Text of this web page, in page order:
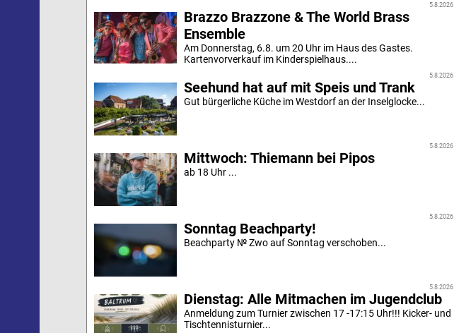
5.8.2026
Brazzo Brazzone & The World Brass
Ensemble
Am Donnerstag, 6.8. um 20 Uhr im Haus des Gastes.
Kartenvorverkauf im Kinderspielhaus....
5.8.2026
Seehund hat auf mit Speis und Trank
Gut bürgerliche Küche im Westdorf an der Inselglocke...
5.8.2026
Mittwoch: Thiemann bei Pipos
ab 18 Uhr ...
5.8.2026
Sonntag Beachparty!
Beachparty № Zwo auf Sonntag verschoben...
5.8.2026
Dienstag: Alle Mitmachen im Jugendclub
Anmeldung zum Turnier zwischen 17 -17:15 Uhr!!! Kicker- und
Tischtennisturnier...